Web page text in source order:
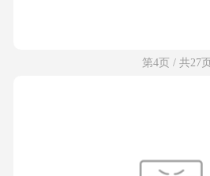
第4页 / 共27